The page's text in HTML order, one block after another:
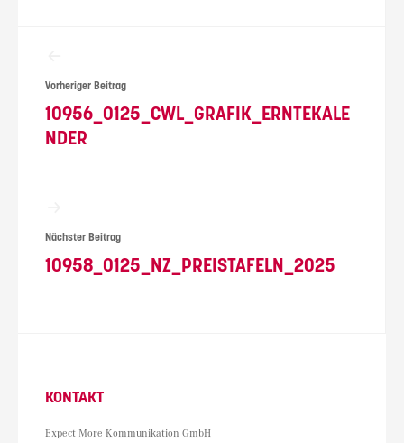
Vorheriger Beitrag
10956_0125_CWL_GRAFIK_ERNTEKALE
NDER
Nächster Beitrag
10958_0125_NZ_PREISTAFELN_2025
KONTAKT
Expect More Kommunikation GmbH